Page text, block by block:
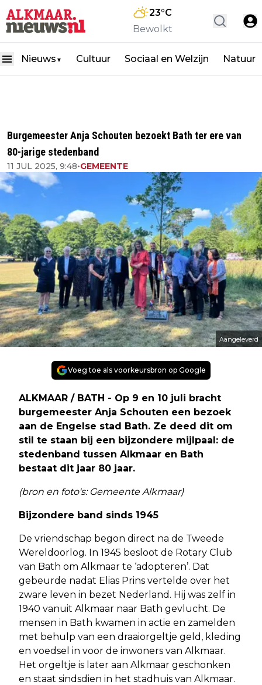
23°C
Bewolkt
Nieuws ▼ Cultuur Sociaal en Welzijn Natuur
Burgemeester Anja Schouten bezoekt Bath ter ere van
80-jarige stedenband
11 JUL 2025, 9:48•GEMEENTE
Aangeleverd
Voeg toe als voorkeursbron op Google
ALKMAAR / BATH - Op 9 en 10 juli bracht
burgemeester Anja Schouten een bezoek
aan de Engelse stad Bath. Ze deed dit om
stil te staan bij een bijzondere mijlpaal: de
stedenband tussen Alkmaar en Bath
bestaat dit jaar 80 jaar.
(bron en foto's: Gemeente Alkmaar)
Bijzondere band sinds 1945
De vriendschap begon direct na de Tweede
Wereldoorlog. In 1945 besloot de Rotary Club
van Bath om Alkmaar te ‘adopteren’. Dat
gebeurde nadat Elias Prins vertelde over het
zware leven in bezet Nederland. Hij was zelf in
1940 vanuit Alkmaar naar Bath gevlucht. De
mensen in Bath kwamen in actie en zamelden
met behulp van een draaiorgeltje geld, kleding
en voedsel in voor de inwoners van Alkmaar.
Het orgeltje is later aan Alkmaar geschonken
en staat sindsdien in het stadhuis van Alkmaar.